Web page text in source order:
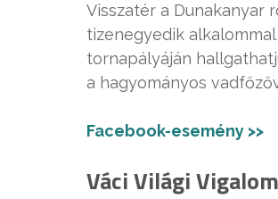
Visszatér a Dunakanyar
tizenegyedik
tornapályáján
a hagyományos
Facebook-esemény >>
Váci Világi